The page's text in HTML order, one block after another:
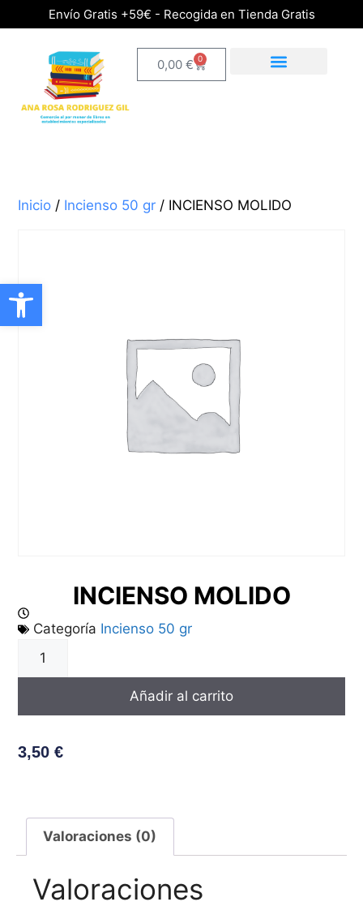
Abrir barra de herramientas
Envío Gratis +59€ - Recogida en Tienda Gratis
0,00 € 0
INCIENSO MOLIDO
Categoría Incienso 50 gr
Añadir al carrito
3,50€
Inicio / Incienso 50 gr / INCIENSO MOLIDO
Valoraciones (0)
Valoraciones